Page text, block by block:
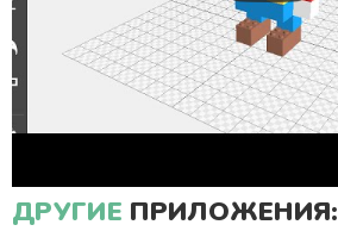
ДРУГИЕ ПРИЛОЖЕНИЯ: